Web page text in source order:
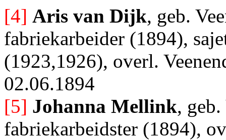
[4] Aris van Dijk, geb.
fabriekarbeider (1894),
(1923,1926), overl.
02.06.1894
[5] Johanna Mellink,
fabriekarbeidster (1894),